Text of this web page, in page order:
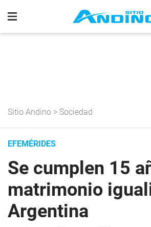
Sitio Andino > Sociedad
EFEMÉRIDES
Se cumplen 15
matrimonio
Argentina